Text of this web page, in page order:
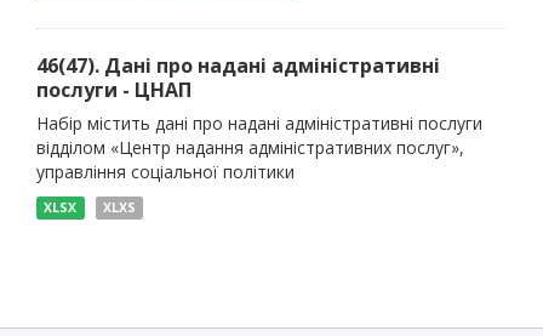
46(47). Дані про надані адміністративні
послуги - ЦНАП
Набір містить дані про надані адміністративні послуги
відділом «Центр надання адміністративних послуг»,
управління соціальної політики
XLSX XLXS